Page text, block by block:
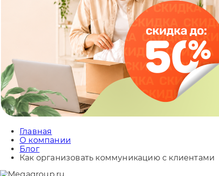
Главная
О компании
Блог
Как организовать коммуникацию с клиентами